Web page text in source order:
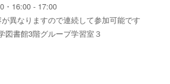
・16:00 - 17:00
異なりますので連続して参加可能です
図書館3階グループ学習室３